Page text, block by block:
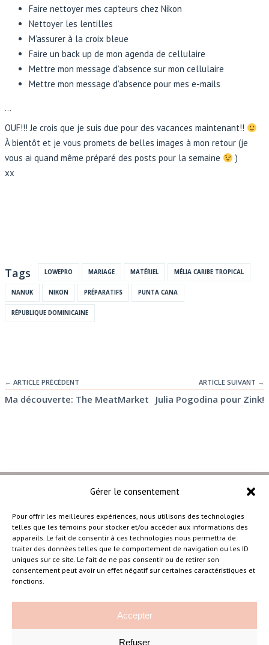
Gérer le consentement
Pour offrir les meilleures expériences, nous utilisons des technologies
telles que les témoins pour stocker et/ou accéder aux informations des
appareils. Le fait de consentir à ces technologies nous permettra de
traiter des données telles que le comportement de navigation ou les ID
uniques sur ce site. Le fait de ne pas consentir ou de retirer son
consentement peut avoir un effet négatif sur certaines caractéristiques et
fonctions.
Accepter
Refuser
Faire nettoyer mes capteurs chez Nikon
Nettoyer les lentilles
M’assurer à la croix bleue
Faire un back up de mon agenda de cellulaire
Mettre mon message d’absence sur mon cellulaire
Mettre mon message d’absence pour mes e-mails
…
OUF!!! Je crois que je suis due pour des vacances maintenant!!
À bientôt et je vous promets de belles images à mon retour (je
vous ai quand même préparé des posts pour la semaine
)
xx
Tags LOWEPRO MARIAGE MATÉRIEL MÉLIA CARIBE TROPICAL
NANUK NIKON PRÉPARATIFS PUNTA CANA
RÉPUBLIQUE DOMINICAINE
← ARTICLE PRÉCÉDENT
Ma découverte: The MeatMarket
ARTICLE SUIVANT →
Julia Pogodina pour Zink!
–
Amélie Cousineau Photographe